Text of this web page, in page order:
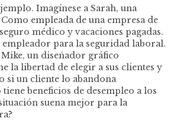
Imagínese a Sarah, una
empleada de una empresa de
médico y vacaciones pagadas.
empleador para la seguridad laboral.
un diseñador gráfico
la libertad de elegir a sus clientes y
si un cliente lo abandona
beneficios de desempleo a los
suena mejor para la